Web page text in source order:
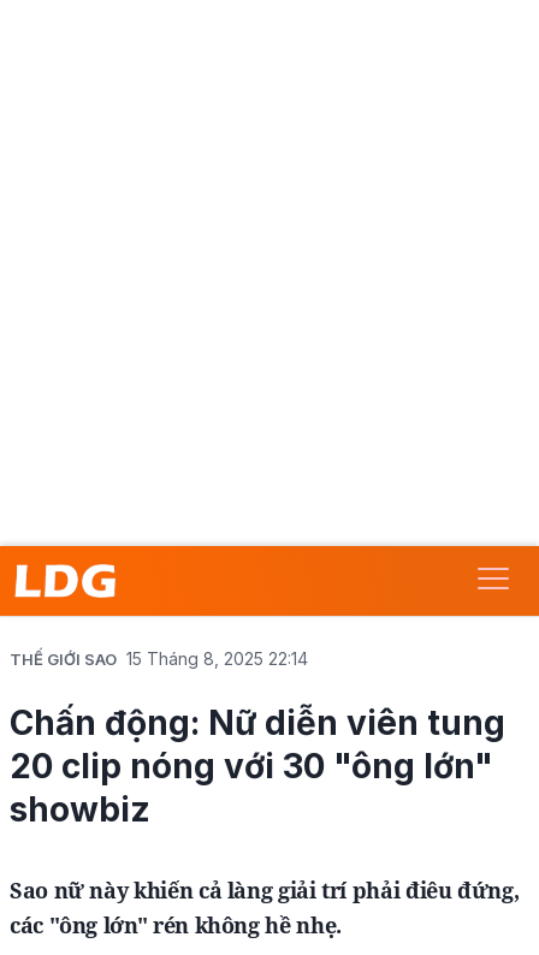
THẾ GIỚI SAO 15 Tháng 8, 2025 22:14
Chấn động: Nữ diễn viên tung
20 clip nóng với 30 "ông lớn"
showbiz
Sao nữ này khiến cả làng giải trí phải điêu đứng,
các "ông lớn" rén không hề nhẹ.